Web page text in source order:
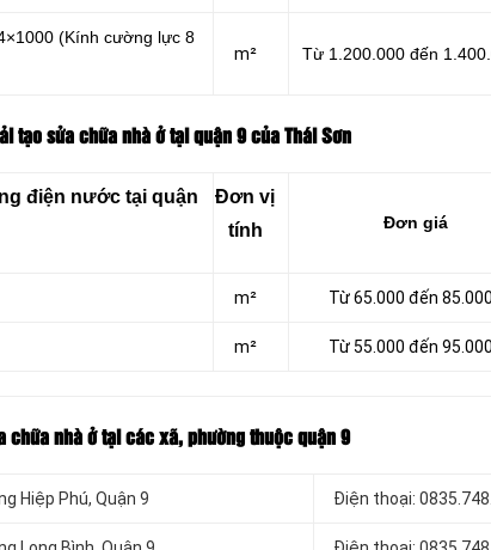
(Kính cường lực 8
m² Từ 1.200.000 đến
tạo sửa chữa nhà ở tại quận 9 của Thái Sơn
điện nước tại quận
Đơn vị
tính
Đơn giá
m² Từ 65.000 đến
m² Từ 55.000 đến
chữa nhà ở tại các xã, phường thuộc quận 9
Hiệp Phú, Quận 9 Điện thoại: